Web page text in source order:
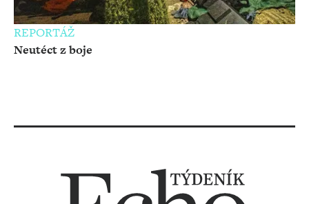
REPORTÁŽ
Neutéct z boje